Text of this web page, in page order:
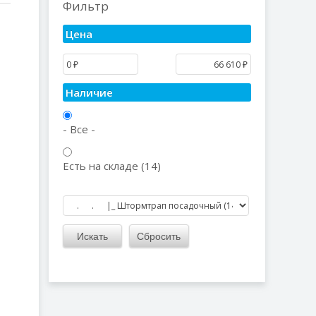
Фильтр
Цена
Наличие
- Все -
Есть на складе (14)